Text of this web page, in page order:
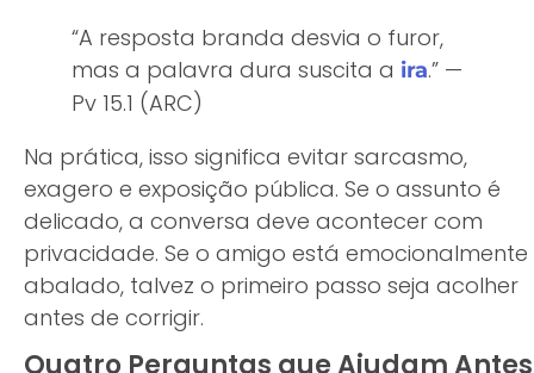
“A resposta branda desvia o furor,
mas a palavra dura suscita a ira.” —
Pv 15.1 (ARC)
Na prática, isso significa evitar sarcasmo,
exagero e exposição pública. Se o assunto é
delicado, a conversa deve acontecer com
privacidade. Se o amigo está emocionalmente
abalado, talvez o primeiro passo seja acolher
antes de corrigir.
Quatro Perguntas que Ajudam Antes